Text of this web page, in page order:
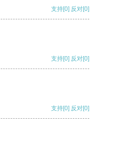
支持[0] 反对[0]
支持[0] 反对[0]
支持[0] 反对[0]